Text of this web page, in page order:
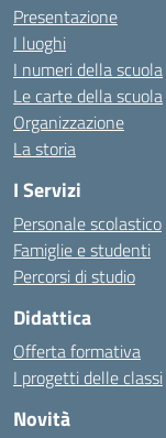
Presentazione
I luoghi
I numeri della scuola
Le carte della scuola
Organizzazione
La storia
I Servizi
Personale scolastico
Famiglie e studenti
Percorsi di studio
Didattica
Offerta formativa
I progetti delle classi
Novità